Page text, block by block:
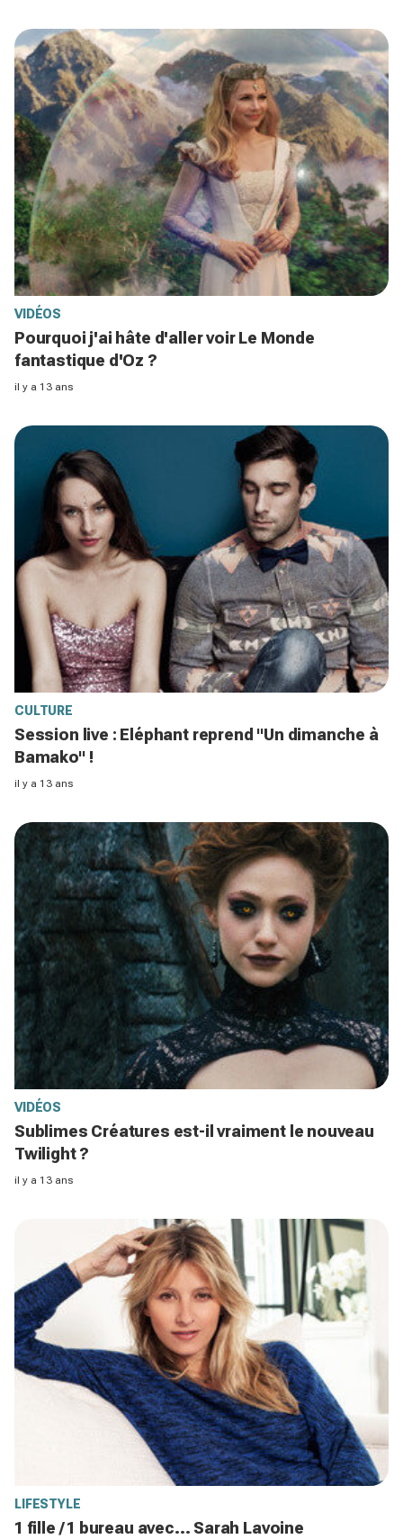
VIDÉOS
Pourquoi j'ai hâte d'aller voir Le Monde
fantastique d'Oz ?
il y a 13 ans
CULTURE
Session live : Eléphant reprend "Un dimanche à
Bamako" !
il y a 13 ans
VIDÉOS
Sublimes Créatures est-il vraiment le nouveau
Twilight ?
il y a 13 ans
LIFESTYLE
1 fille / 1 bureau avec... Sarah Lavoine